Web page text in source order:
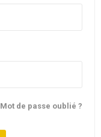
Mot de passe oublié ?